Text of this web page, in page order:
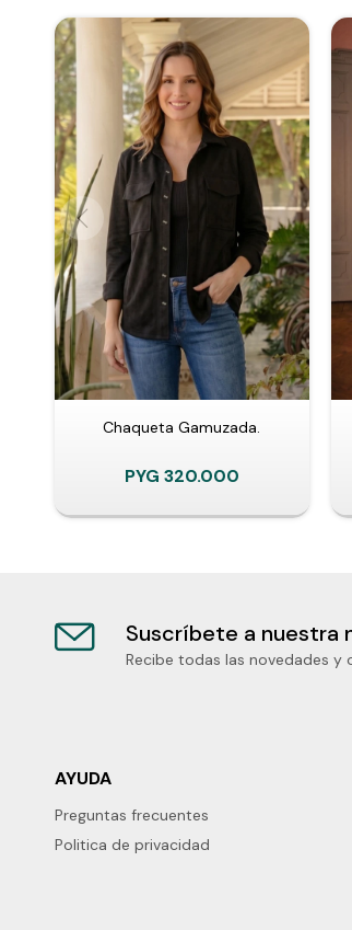
Chaqueta Gamuzada.
PYG 320.000
Suscríbete a nuestra
Recibe todas las novedades y
AYUDA
Preguntas frecuentes
Politica de privacidad